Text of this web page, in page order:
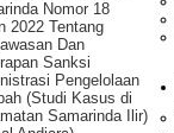
Nomor 18
2022 Tentang
Dan
Sanksi
Pengelolaan
(Studi Kasus di
Samarinda Ilir)